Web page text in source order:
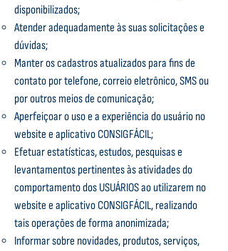
disponibilizados;
Atender adequadamente às suas solicitações e
dúvidas;
Manter os cadastros atualizados para fins de
contato por telefone, correio eletrônico, SMS ou
por outros meios de comunicação;
Aperfeiçoar o uso e a experiência do usuário no
website e aplicativo CONSIGFÁCIL;
Efetuar estatísticas, estudos, pesquisas e
levantamentos pertinentes às atividades do
comportamento dos USUÁRIOS ao utilizarem no
website e aplicativo CONSIGFÁCIL, realizando
tais operações de forma anonimizada;
Informar sobre novidades, produtos, serviços,